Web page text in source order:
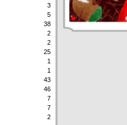
3
5
38
2
2
25
1
1
43
46
7
7
2